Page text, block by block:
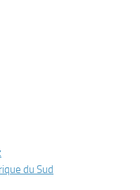
du Sud